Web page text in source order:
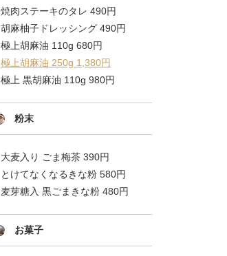
焼肉ステーキのタレ 490円
胡麻柚子ドレッシング 490円
極上胡麻油 110g 680円
極上胡麻油 250g 1,380円
極上 黒胡麻油 110g 980円
粉末
大麦入り ごま梅茶 390円
とけてなくなるきな粉 580円
麦芽糖入 黒ごまきな粉 480円
お菓子